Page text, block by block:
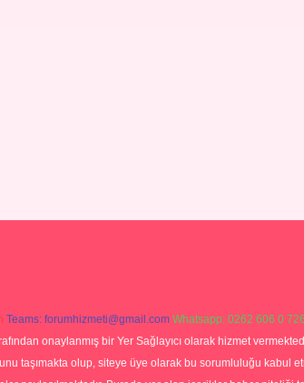
Teams: forumhizmeti@gmail.com Whatsapp: 0262 606 0 726
onaylanmış bir Yer Sağlayıcı olarak hizmet
taşımakta olup, siteye üye olarak bu sorumluluğu kabul